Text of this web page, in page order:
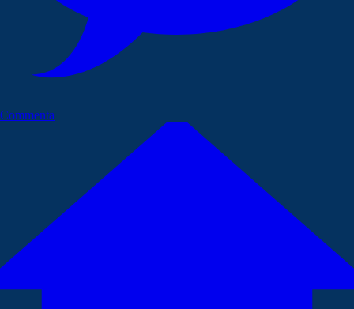
Commenta